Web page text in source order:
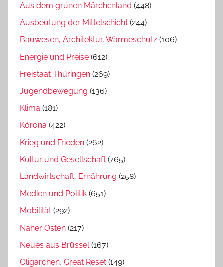
Aus dem grünen Märchenland (448)
Ausbeutung der Mittelschicht (244)
Bauwesen, Architektur, Wärmeschutz (106)
Energie und Preise (612)
Freistaat Thüringen (269)
Jugendbewegung (136)
Klima (181)
Kórona (422)
Krieg und Frieden (262)
Kultur und Gesellschaft (765)
Landwirtschaft, Ernährung (258)
Medien und Politik (651)
Mobilität (292)
Naher Osten (217)
Neues aus Brüssel(167)
Oligarchen, Great Reset (149)